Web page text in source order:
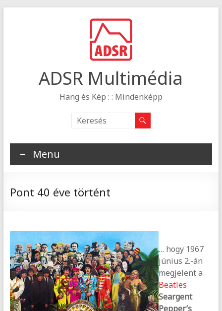
ADSR Multimédia
Hang és Kép : : Mindenképp
Menu
Pont 40 éve történt
… hogy 1967
június 2.-án
megjelent a
Beatles
Seargent
Pepper’s